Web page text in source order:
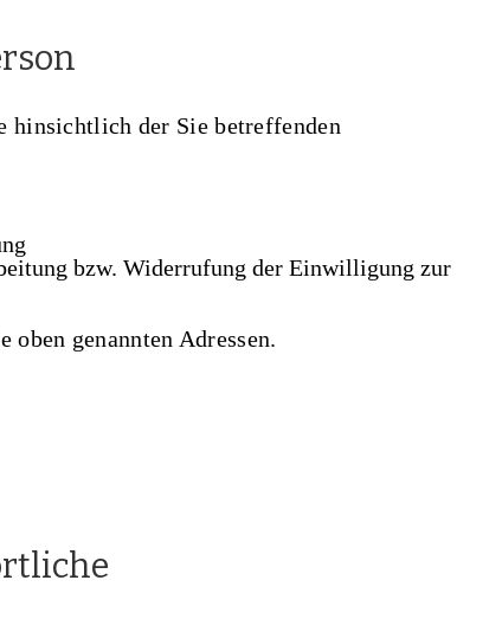
hinsichtlich der Sie betreffenden
bzw. Widerrufung der Einwilligung zur
genannten Adressen.